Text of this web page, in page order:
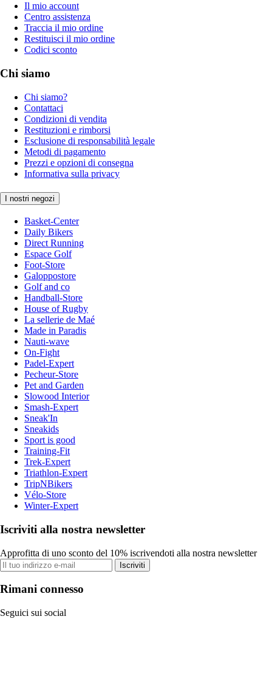
Il mio account
Centro assistenza
Traccia il mio ordine
Restituisci il mio ordine
Codici sconto
Chi siamo
Chi siamo?
Contattaci
Condizioni di vendita
Restituzioni e rimborsi
Esclusione di responsabilità legale
Metodi di pagamento
Prezzi e opzioni di consegna
Informativa sulla privacy
I nostri negozi
Basket-Center
Daily Bikers
Direct Running
Espace Golf
Foot-Store
Galoppostore
Golf and co
Handball-Store
House of Rugby
La sellerie de Maé
Made in Paradis
Nauti-wave
On-Fight
Padel-Expert
Pecheur-Store
Pet and Garden
Slowood Interior
Smash-Expert
Sneak'In
Sneakids
Sport is good
Training-Fit
Trek-Expert
Triathlon-Expert
TripNBikers
Vélo-Store
Winter-Expert
Iscriviti alla nostra newsletter
Approfitta di uno sconto del 10% iscrivendoti alla nostra newsletter
Iscriviti
Rimani connesso
Seguici sui social